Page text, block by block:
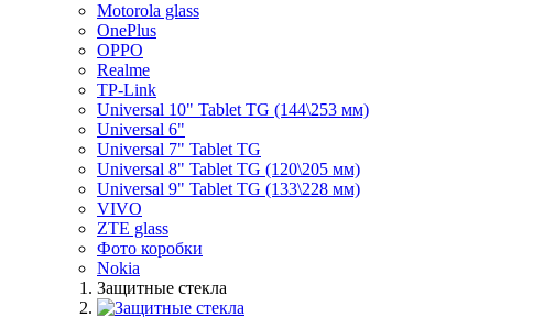
Motorola glass
OnePlus
OPPO
Realme
TP-Link
Universal 10" Tablet TG (144\253 мм)
Universal 6"
Universal 7" Tablet TG
Universal 8" Tablet TG (120\205 мм)
Universal 9" Tablet TG (133\228 мм)
VIVO
ZTE glass
Фото коробки
Nokia
Защитные стекла